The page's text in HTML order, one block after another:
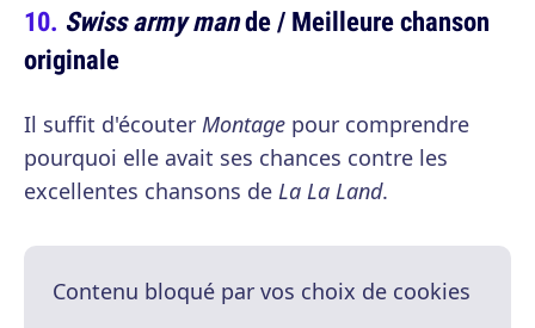
Swiss army mande / Meilleure chanson
originale
Il suffit d'écouter Montage pour comprendre
pourquoi elle avait ses chances contre les
excellentes chansons de La La Land.
Contenu bloqué par vos choix de cookies